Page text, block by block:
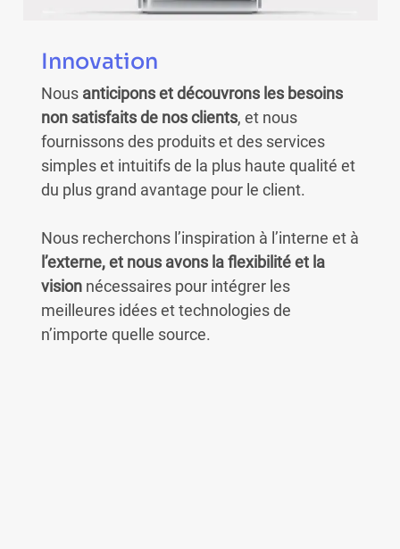
Innovation
Nous anticipons et découvrons les besoins
non satisfaits de nos clients, et nous
fournissons des produits et des services
simples et intuitifs de la plus haute qualité et
du plus grand avantage pour le client.
Nous recherchons l’inspiration à l’interne et à
l’externe, et nous avons la flexibilité et la
visionnécessaires pour intégrer les
meilleures idées et technologies de
n’importe quelle source.